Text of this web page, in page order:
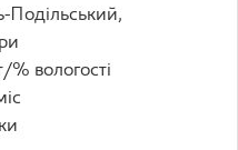
Подільський,
% вологості